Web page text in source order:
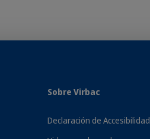
Sobre Virbac
Declaración de Accesibilidad